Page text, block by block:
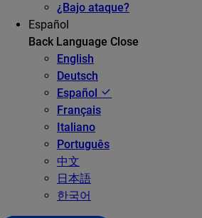
¿Bajo ataque?
Español
Back Language Close
English
Deutsch
Español
Français
Italiano
Português
中文
日本語
한국어